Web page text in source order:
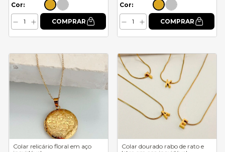
Cor: Cor:
Colar relicário floral em aço
Colar dourado rabo de rato e